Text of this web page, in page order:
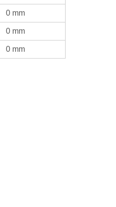
0 mm
0 mm
0 mm